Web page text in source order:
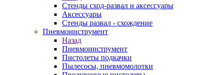
Стенды сход-развал и аксессуары
Аксессуары
Стенды развал - схождение
Пневмоинструмент
Назад
Пневмоинструмент
Пистолеты подкачки
Пылесосы, пневмомолотки